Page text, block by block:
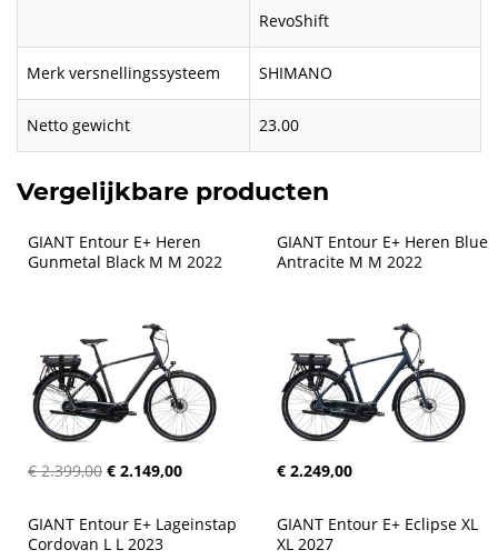
RevoShift
Merk versnellingssysteem SHIMANO
Netto gewicht 23.00
Vergelijkbare producten
GIANT Entour E+ Heren
Gunmetal Black M M 2022
€ 2.399,00 € 2.149,00
GIANT Entour E+ Heren Blue
Antracite M M 2022
€ 2.249,00
GIANT Entour E+ Lageinstap
Cordovan L L 2023
GIANT Entour E+ Eclipse XL
XL 2027